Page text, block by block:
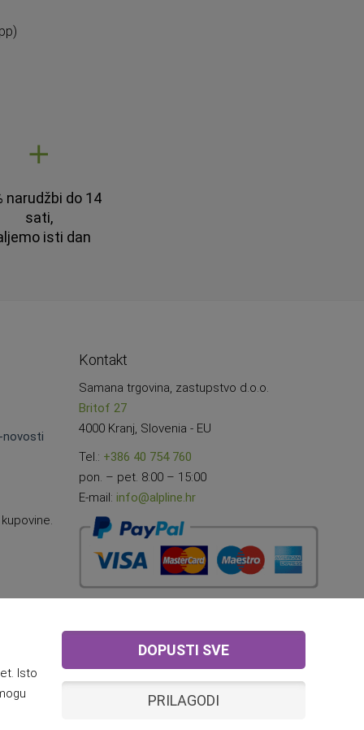
narudžbi do 14
sati,
isti dan
novosti
Kontakt
Samana trgovina, zastupstvo d.o.o.
Britof 27
4000 Kranj, Slovenia - EU
Tel.: +386 40 754 760
pon. – pet. 8:00 – 15:00
E-mail: info@alpline.hr
Isto
DOPUSTI SVE
PRILAGODI